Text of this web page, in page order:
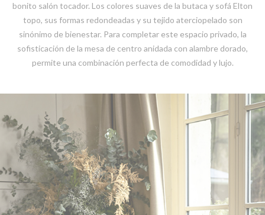
bonito salón tocador. Los colores suaves de la butaca y sofá Elton
topo, sus formas redondeadas y su tejido aterciopelado son
sinónimo de bienestar. Para completar este espacio privado, la
sofisticación de la mesa de centro anidada con alambre dorado,
permite una combinación perfecta de comodidad y lujo.